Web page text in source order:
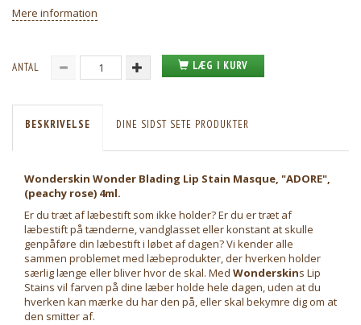
Mere information
ANTAL LÆG I KURV
BESKRIVELSE DINE SIDST SETE PRODUKTER
Wonderskin Wonder Blading Lip Stain Masque, "ADORE",
(peachy rose) 4ml.
Er du træt af læbestift som ikke holder? Er du er træt af
læbestift på tænderne, vandglasset eller konstant at skulle
genpåføre din læbestift i løbet af dagen? Vi kender alle
sammen problemet med læbeprodukter, der hverken holder
særlig længe eller bliver hvor de skal. Med Wonderskins Lip
Stains vil farven på dine læber holde hele dagen, uden at du
hverken kan mærke du har den på, eller skal bekymre dig om at
den smitter af.